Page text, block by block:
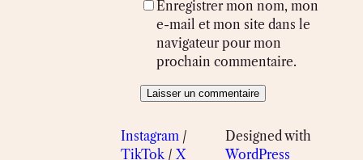
Enregistrer mon nom, mon
e-mail et mon site dans le
navigateur pour mon
prochain commentaire.
Instagram /
TikTok/X
Designed with
WordPress